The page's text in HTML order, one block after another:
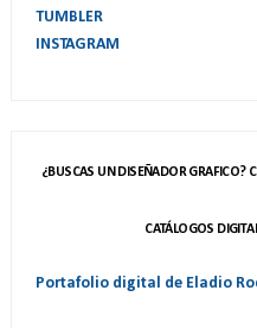
TUMBLER
INSTAGRAM
¿BUSCAS UN DISEÑADOR GRAFICO?
CATÁLOGOS
Portafolio digital de Eladio